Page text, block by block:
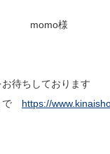
momo様
待ちしております
で https://